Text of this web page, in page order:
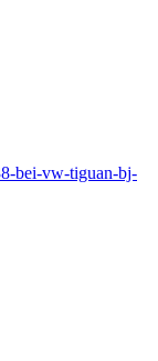
bei-vw-tiguan-bj-